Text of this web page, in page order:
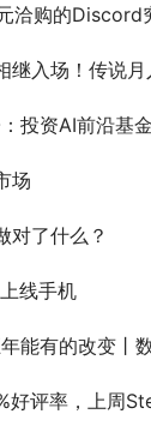
洽购的Discord
！传说月入上亿的“
资AI前沿基金，入
场
对了什么？
线手机
能有的改变丨
，上周Steam销量冠